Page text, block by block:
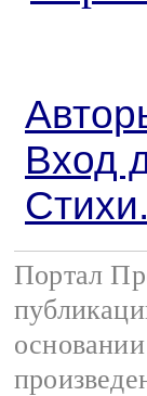
Вход
Портал
основании